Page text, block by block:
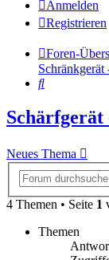
Anmelden
Registrieren
Foren-
Schränkgerät
Suche
Neues Thema
4 Themen • Seite 1
Themen